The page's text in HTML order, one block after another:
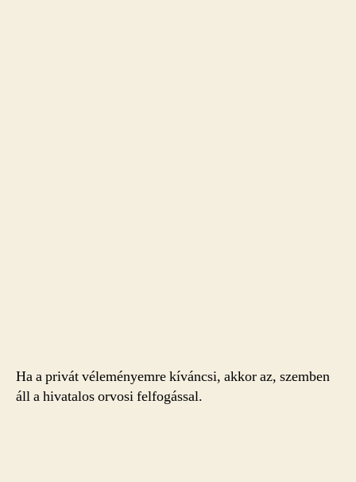
Ha a privát véleményemre kíváncsi, akkor az, szemben
áll a hivatalos orvosi felfogással.